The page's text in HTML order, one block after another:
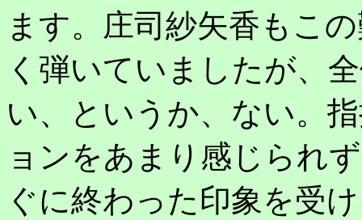
ます。庄司紗矢香もこ
く弾いていましたが、
い、というか、ない。
ョンをあまり感じられ
ぐに終わった印象を受